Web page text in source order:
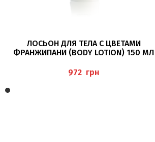
В КОРЗИНУ
ЛОСЬОН ДЛЯ ТЕЛА С ЦВЕТАМИ
ФРАНЖИПАНИ (BODY LOTION) 150 МЛ
грн